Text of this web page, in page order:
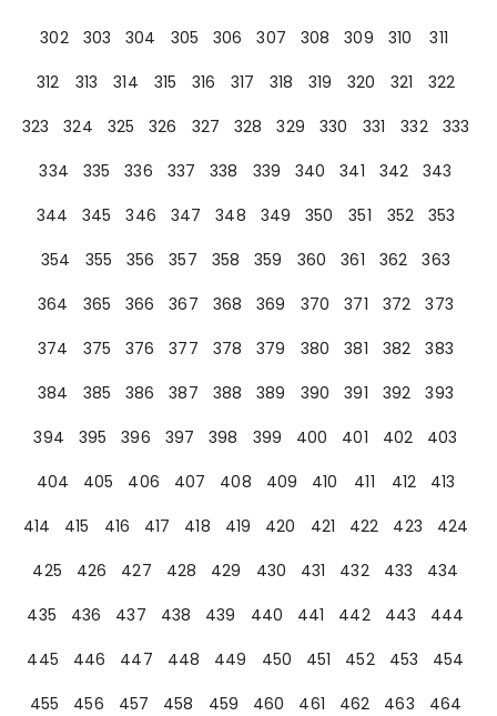
302
303 304 305 306 307 308 309 310
311
312
313 314 315 316 317 318 319 320 321
322
323
324 325 326 327 328 329 330 331 332
333
334
335 336 337 338 339 340 341 342
343
344
345 346 347 348 349 350 351 352
353
354
355 356 357 358 359 360 361 362
363
364
365 366 367 368 369 370 371 372
373
374
375 376 377 378 379 380 381 382
383
384
385 386 387 388 389 390 391 392
393
394
395 396 397 398 399 400 401 402
403
404
405 406 407 408 409 410 411 412
413
414
415 416 417 418 419 420 421 422 423
424
425
426 427 428 429 430 431 432 433
434
435
436 437 438 439 440 441 442 443
444
445
446 447 448 449 450 451 452 453
454
455
456 457 458 459 460 461 462 463
464